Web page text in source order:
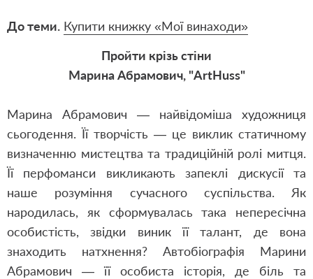
До теми. Купити книжку «Мої винаходи»
Пройти крізь стіни
Марина Абрамович, "ArtHuss"
Марина Абрамович — найвідоміша художниця
сьогодення. Її творчість — це виклик статичному
визначенню мистецтва та традиційній ролі митця.
Її перфоманси викликають запеклі дискусії та
наше розуміння сучасного суспільства. Як
народилась, як сформувалась така непересічна
особистість, звідки виник її талант, де вона
знаходить натхнення? Автобіографія Марини
Абрамович — її особиста історія, де біль та